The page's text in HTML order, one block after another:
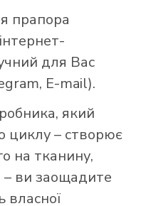
прапора
для Вас
E-mail).
який
циклу – створює
на тканину,
ви заощадите
власної